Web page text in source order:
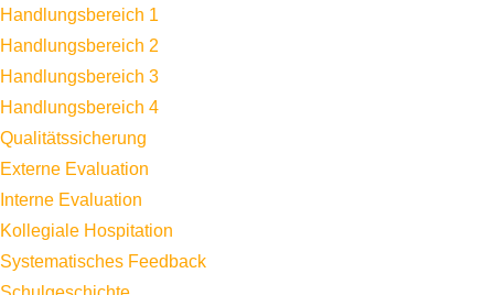
Handlungsbereich 1
Handlungsbereich 2
Handlungsbereich 3
Handlungsbereich 4
Qualitätssicherung
Externe Evaluation
Interne Evaluation
Kollegiale Hospitation
Systematisches Feedback